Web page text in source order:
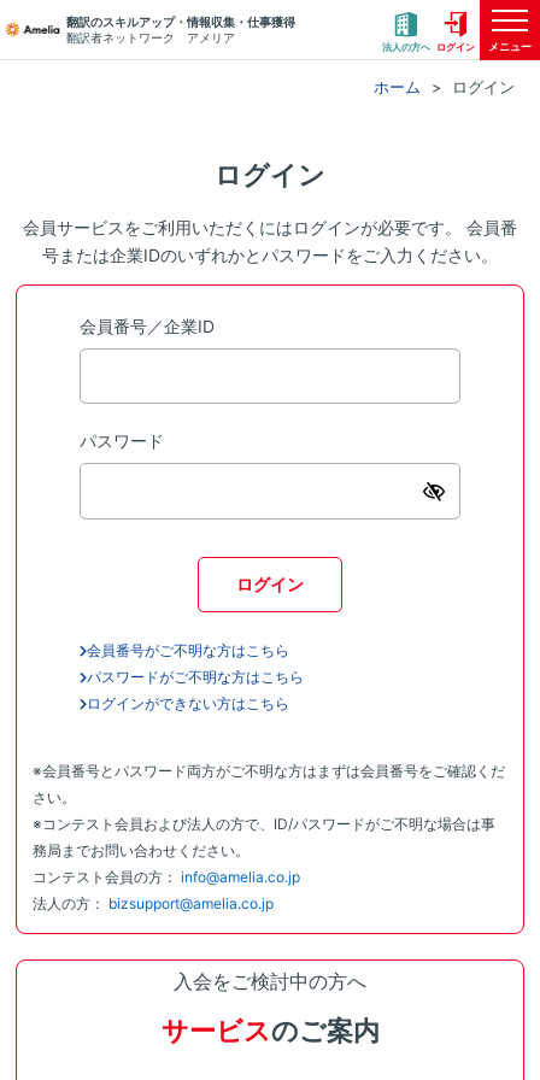
翻訳のスキルアップ・情報収集・仕事獲得
翻訳者ネットワーク アメリア
法人の方へ ログイン メニュー
ホーム ログイン
ログイン
会員サービスをご利用いただくにはログインが必要です。 会員番
号または企業IDのいずれかとパスワードをご入力ください。
会員番号／企業ID
パスワード
ログイン
会員番号がご不明な方はこちら
パスワードがご不明な方はこちら
ログインができない方はこちら
※会員番号とパスワード両方がご不明な方はまずは会員番号をご確認くだ
さい。
※コンテスト会員および法人の方で、ID/パスワードがご不明な場合は事
務局までお問い合わせください。
コンテスト会員の方： info@amelia.co.jp
法人の方： bizsupport@amelia.co.jp
入会をご検討中の方へ
サービスのご案内